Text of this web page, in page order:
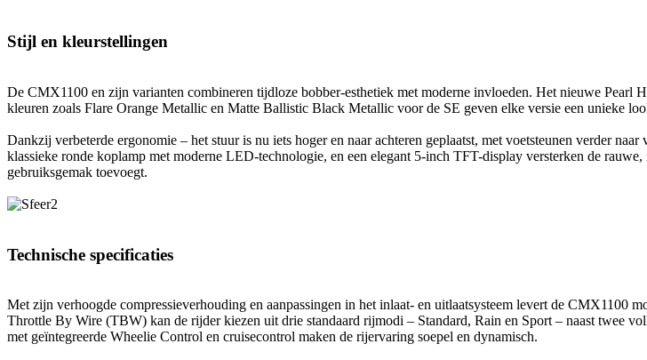
Stijl en kleurstellingen
De CMX1100 en zijn varianten combineren tijdloze bobber-esthetiek met moderne invloeden. Het nieuwe
kleuren zoals Flare Orange Metallic en Matte Ballistic Black Metallic voor de SE geven elke versie een unieke
Dankzij verbeterde ergonomie – het stuur is nu iets hoger en naar achteren geplaatst, met voetsteunen verder
klassieke ronde koplamp met moderne LED-technologie, en een elegant 5-inch TFT-display versterken de
gebruiksgemak toevoegt.
Technische specificaties
Met zijn verhoogde compressieverhouding en aanpassingen in het inlaat- en uitlaatsysteem levert de CMX1100
Throttle By Wire (TBW) kan de rijder kiezen uit drie standaard rijmodi – Standard, Rain en Sport – naast twee
met geïntegreerde Wheelie Control en cruisecontrol maken de rijervaring soepel en dynamisch.